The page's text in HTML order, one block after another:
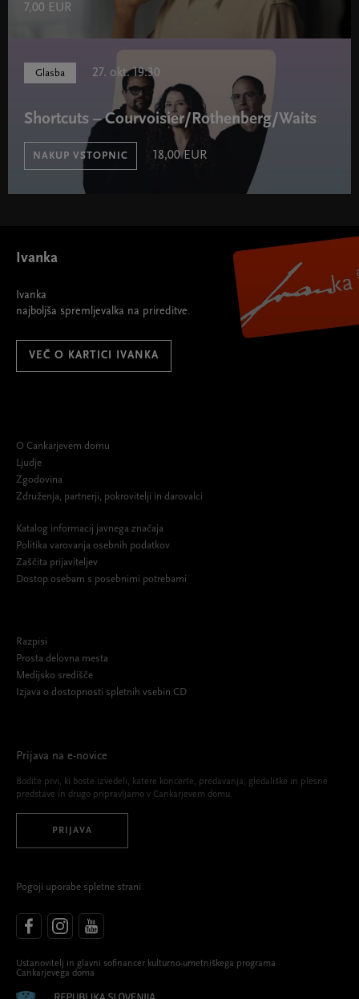
7,00 EUR
Glasba 27. okt. 19:30
Shortcuts – Courvoisier/Rothenberg/Waits
NAKUP VSTOPNIC 18,00 EUR
Ivanka
Ivanka
najboljša spremljevalka na prireditve.
VEČ O KARTICI IVANKA
O Cankarjevem domu
Ljudje
Zgodovina
Združenja, partnerji, pokrovitelji in darovalci
Katalog informacij javnega značaja
Politika varovanja osebnih podatkov
Zaščita prijaviteljev
Dostop osebam s posebnimi potrebami
Razpisi
Prosta delovna mesta
Medijsko središče
Izjava o dostopnosti spletnih vsebin CD
Prijava na e-novice
Bodite prvi, ki boste izvedeli, katere koncerte, predavanja, gledališke in plesne
predstave in drugo pripravljamo v Cankarjevem domu.
PRIJAVA
Pogoji uporabe spletne strani
Ustanovitelj in glavni sofinancer kulturno-umetniškega programa
Cankarjevega doma